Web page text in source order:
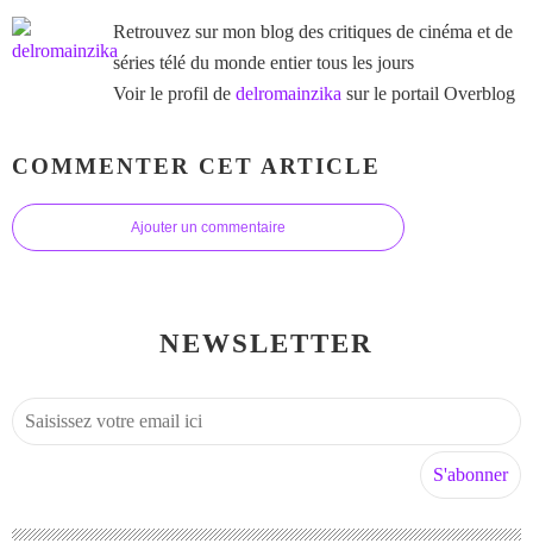
Retrouvez sur mon blog des critiques de cinéma et de
séries télé du monde entier tous les jours
Voir le profil de delromainzika sur le portail Overblog
COMMENTER CET ARTICLE
Ajouter un commentaire
NEWSLETTER